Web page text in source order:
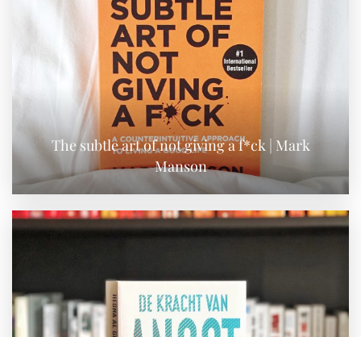
The subtle art of not giving a f*ck | Mark
Manson